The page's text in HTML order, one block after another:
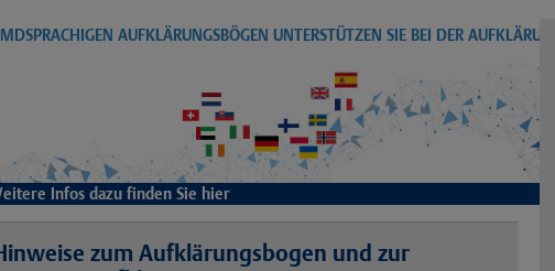
AUFKLÄRUNGSBÖGEN UNTERSTÜTZEN SIE BEI DER AUFKLÄRUNG
Infos dazu finden Sie hier
zum Aufklärungsbogen und zur